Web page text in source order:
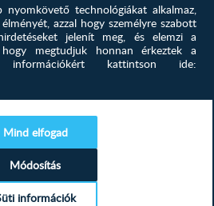
MEGTEKINTÉS
technológiákat alkalmaz,
azzal hogy személyre szabott
jelenít meg, és elemzi a
megtudjuk honnan érkeztek a
információkért kattintson ide:
Mind elfogad
Módosítás
információk